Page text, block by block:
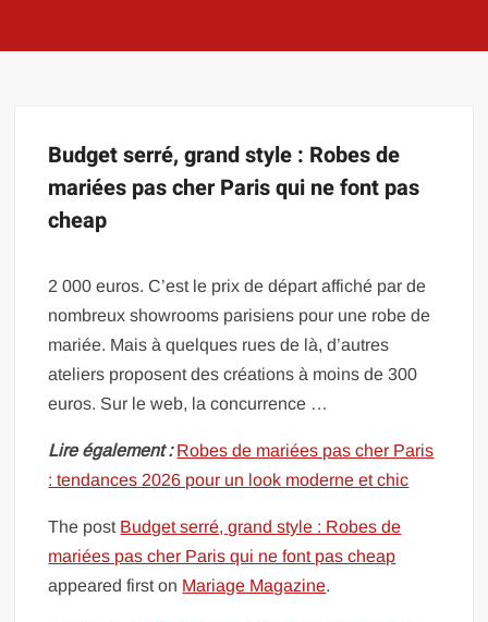
Budget serré, grand style : Robes de
mariées pas cher Paris qui ne font pas
cheap
2 000 euros. C’est le prix de départ affiché par de
nombreux showrooms parisiens pour une robe de
mariée. Mais à quelques rues de là, d’autres
ateliers proposent des créations à moins de 300
euros. Sur le web, la concurrence …
Lire également : Robes de mariées pas cher Paris
: tendances 2026 pour un look moderne et chic
The post Budget serré, grand style : Robes de
mariées pas cher Paris qui ne font pas cheap
appeared first on Mariage Magazine.